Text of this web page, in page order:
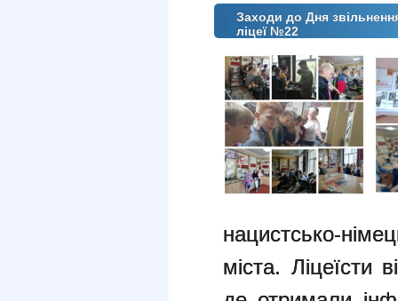
Заходи до Дня
ліцеї №22
нацистсько-
міста. Ліцеїсти